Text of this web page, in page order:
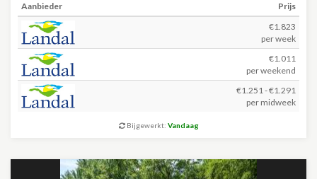
Aanbieder
Prijs
€1.823
per week
€1.011
per weekend
€1.251 - €1.291
per midweek
Bijgewerkt: Vandaag